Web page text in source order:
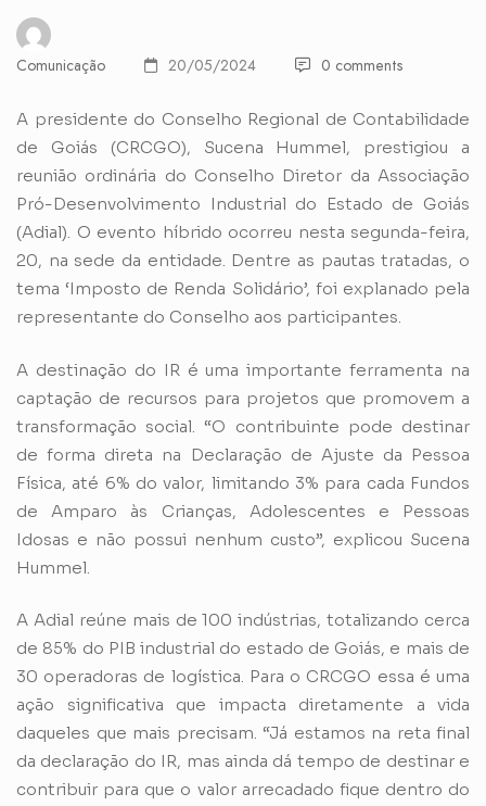
Comunicação 20/05/2024 0 comments
A presidente do Conselho Regional de Contabilidade
de Goiás (CRCGO), Sucena Hummel, prestigiou a
reunião ordinária do Conselho Diretor da Associação
Pró-Desenvolvimento Industrial do Estado de Goiás
(Adial). O evento híbrido ocorreu nesta segunda-feira,
20, na sede da entidade. Dentre as pautas tratadas, o
tema ‘Imposto de Renda Solidário’, foi explanado pela
representante do Conselho aos participantes.
A destinação do IR é uma importante ferramenta na
captação de recursos para projetos que promovem a
transformação social. “O contribuinte pode destinar
de forma direta na Declaração de Ajuste da Pessoa
Física, até 6% do valor, limitando 3% para cada Fundos
de Amparo às Crianças, Adolescentes e Pessoas
Idosas e não possui nenhum custo”, explicou Sucena
Hummel.
A Adial reúne mais de 100 indústrias, totalizando cerca
de 85% do PIB industrial do estado de Goiás, e mais de
30 operadoras de logística. Para o CRCGO essa é uma
ação significativa que impacta diretamente a vida
daqueles que mais precisam. “Já estamos na reta final
da declaração do IR, mas ainda dá tempo de destinar e
contribuir para que o valor arrecadado fique dentro do